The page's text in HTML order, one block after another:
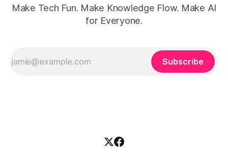
Make Tech Fun. Make Knowledge Flow. Make AI
for Everyone.
Subscribe